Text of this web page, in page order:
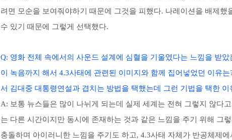
려면 모순을 보여줘야하기 때문에 그것을 피했다. 나레이션을 배제했
수 있기 때문에 그렇게 선택했다.
Q: 영화 전체 속에서의 사운드 설계에 심혈을 기울였다는 느낌을 받
이 녹음까지 해서 4.3사태에 관련된 이미지와 함께 집어넣었던 이유
서 김대중 대통령연설과 겹치는 방법을 택했는데 그런 기법을 택한 이
A: 보통 뉴스들은 많이 나뉘게 되는데 실제 세계는 전혀 그렇지 않다
는 다른 시간이지만 동시에 존재하는 것과 같은 느낌을 주기 위해 그
충돌하며 아이러니한 느낌을 주기도 하고, 4.3사태 자체가 반공체제